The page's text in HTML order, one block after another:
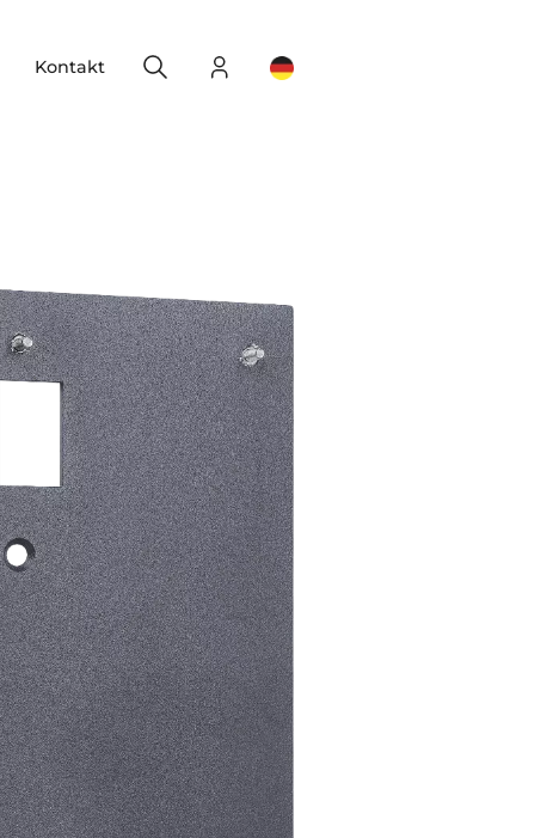
Kontakt Login
Search Change your location